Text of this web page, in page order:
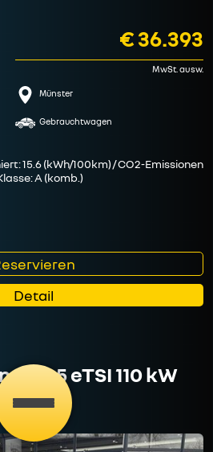
€ 36.393
MwSt. ausw.
Münster
Gebrauchtwagen
15.6 (kWh/100km) / CO2-Emissionen
A (komb.)
Detail
1.5 eTSI 110 kW